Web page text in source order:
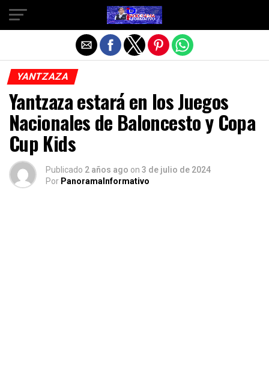
YANTZAZA
Yantzaza estará en los Juegos
Nacionales de Baloncesto y Copa
Cup Kids
Publicado 2 años ago on 3 de julio de 2024
Por PanoramaInformativo
Salir de la versión móvil